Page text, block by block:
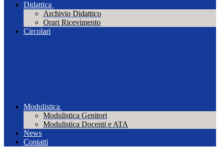
Didattica
Archivio Didattico
Orari Ricevimento
Circolari
Modulistica
Modulistica Genitori
Modulistica Docenti e ATA
News
Contatti